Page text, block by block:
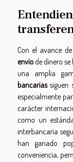
Con el avance
envíode dinero
una amplia
bancariassiguen
especialmente
carácter
como un
interbancaria
han ganado
conveniencia,